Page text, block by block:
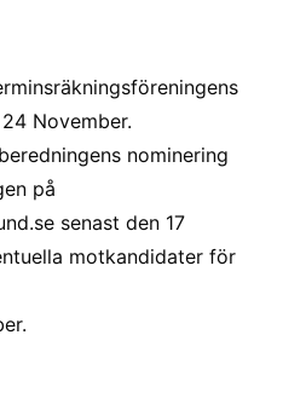
November.
nominering
på
senast den 17
motkandidater för